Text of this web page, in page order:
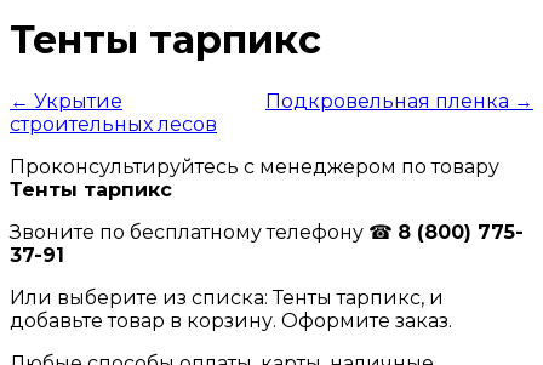
Тенты тарпикс
Подкровельная пленка →
← Укрытие
строительных лесов
Проконсультируйтесь с менеджером по товару
Тенты тарпикс
Звоните по бесплатному телефону ☎ 8 (800) 775-
37-91
Или выберите из списка: Тенты тарпикс, и
добавьте товар в корзину. Оформите заказ.